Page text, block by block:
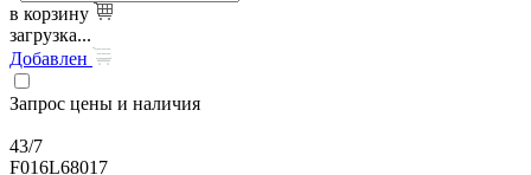
в корзину
загрузка...
Добавлен
Запрос цены и наличия
43/7
F016L68017